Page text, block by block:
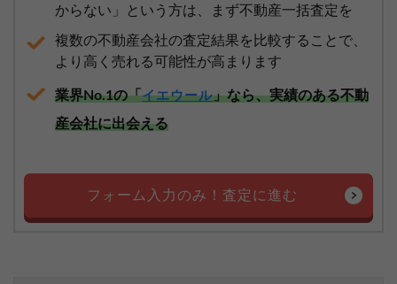
からない」という方は、まず不動産一括査定を
複数の不動産会社の査定結果を比較することで、
より高く売れる可能性が高まります
業界No.1の「イエウール」なら、実績のある不動
産会社に出会える
フォーム入力のみ！査定に進む